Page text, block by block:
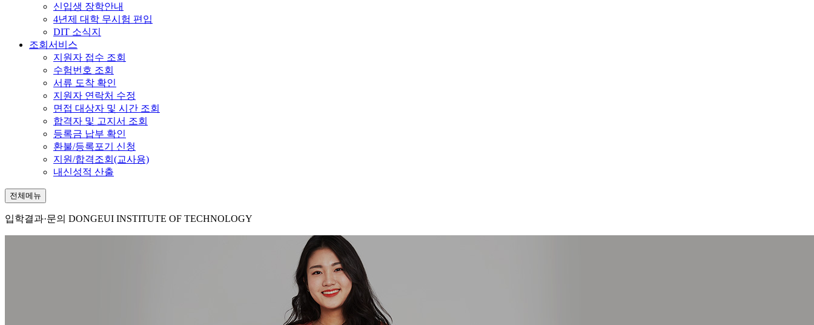
신입생 장학안내
4년제 대학 무시험 편입
DIT 소식지
조회서비스
지원자 접수 조회
수험번호 조회
서류 도착 확인
지원자 연락처 수정
면접 대상자 및 시간 조회
합격자 및 고지서 조회
등록금 납부 확인
환불/등록포기 신청
지원/합격조회(교사용)
내신성적 산출
전체메뉴
입학결과·문의 DONGEUI INSTITUTE OF TECHNOLOGY